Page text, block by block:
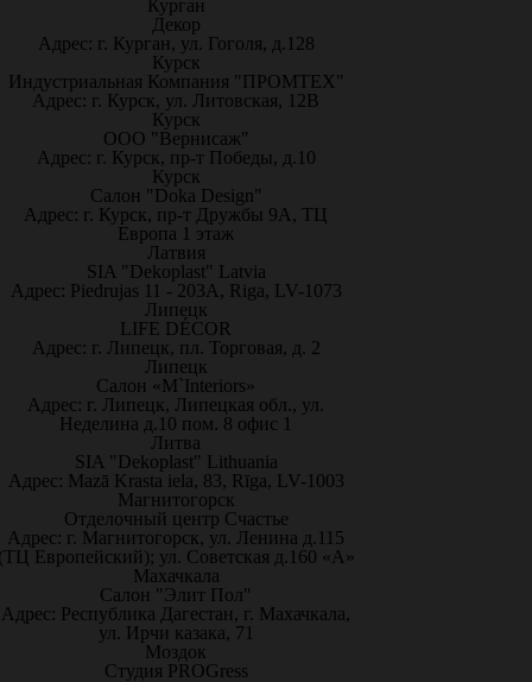
Курган
Декор
Адрес: г. Курган, ул. Гоголя, д.128
Курск
Индустриальная Компания "ПРОМТЕХ"
Адрес: г. Курск, ул. Литовская, 12В
Курск
ООО "Вернисаж"
Адрес: г. Курск, пр-т Победы, д.10
Курск
Салон "Doka Design"
Адрес: г. Курск, пр-т Дружбы 9А, ТЦ
Европа 1 этаж
Латвия
SIA "Dekoplast" Latvia
Адрес: Piedrujas 11 - 203A, Riga, LV-1073
Липецк
LIFE DÉCOR
Адрес: г. Липецк, пл. Торговая, д. 2
Липецк
Салон «M`Interiors»
Адрес: г. Липецк, Липецкая обл., ул.
Неделина д.10 пом. 8 офис 1
Литва
SIA "Dekoplast" Lithuania
Адрес: Mazā Krasta iela, 83, Rīga, LV-1003
Магнитогорск
Отделочный центр Счастье
Адрес: г. Магнитогорск, ул. Ленина д.115
Европейский); ул. Советская д.160 «А»
Махачкала
Салон "Элит Пол"
Адрес: Республика Дагестан, г. Махачкала,
ул. Ирчи казака, 71
Моздок
Студия PROGress